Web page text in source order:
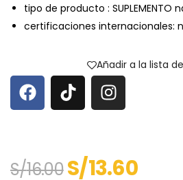
tipo de producto : SUPLEMENTO
certificaciones internacionales:
Añadir a la lista
S/16.00S/13.60